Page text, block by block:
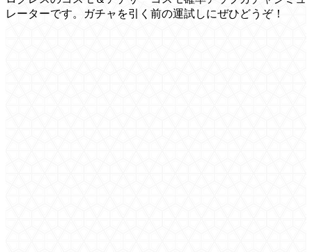
レーターです。ガチャを引く前の運試しにぜひどうぞ！